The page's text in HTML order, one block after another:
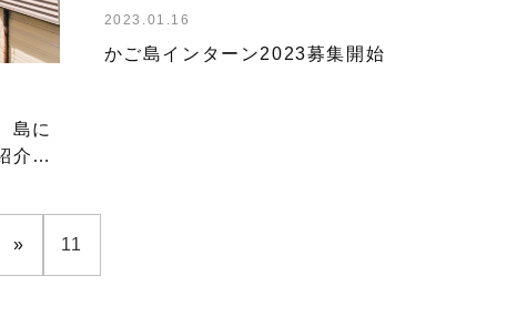
島に
介な
2023.01.16
かご島インターン2023募集開始
» 11